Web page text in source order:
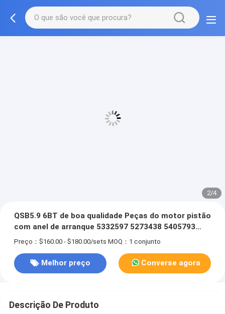
3/4
QSB5.9 6BT de boa qualidade Peças do motor pistão
com anel de arranque 5332597 5273438 5405793
5395765
Preço：$160.00 - $180.00/sets MOQ：1 conjunto
Melhor preço Converse agora
Descrição De Produto